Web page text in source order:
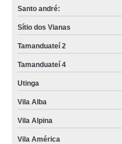
Santo andré:
Sítio dos Vianas
Tamanduateí 2
Tamanduateí 4
Utinga
Vila Alba
Vila Alpina
Vila América